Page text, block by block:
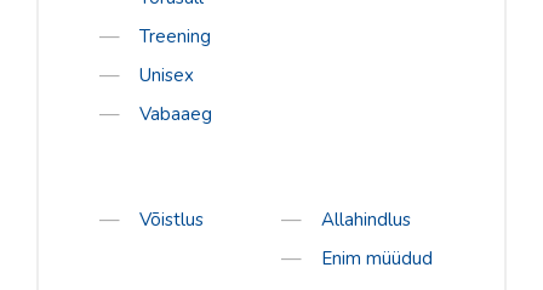
Treening
Unisex
Vabaaeg
Võistlus
Allahindlus
Enim müüdud